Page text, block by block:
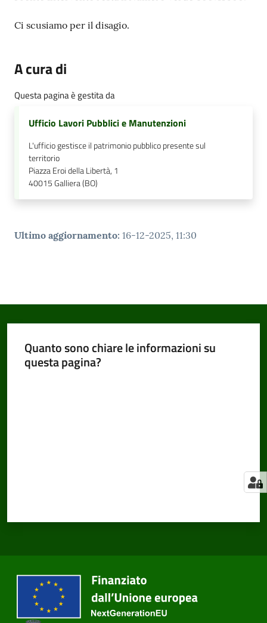
Ci scusiamo per il disagio.
A cura di
Questa pagina è gestita da
Ufficio Lavori Pubblici e Manutenzioni
L'ufficio gestisce il patrimonio pubblico presente sul
territorio
Piazza Eroi della Libertà, 1
40015Galliera (BO)
Ultimo aggiornamento: 16-12-2025, 11:30
Quanto sono chiare le informazioni su
questa pagina?